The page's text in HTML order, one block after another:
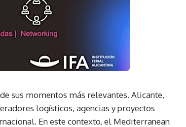
sus momentos más relevantes. Alicante,
logísticos, agencias y proyectos
En este contexto, el Mediterranean